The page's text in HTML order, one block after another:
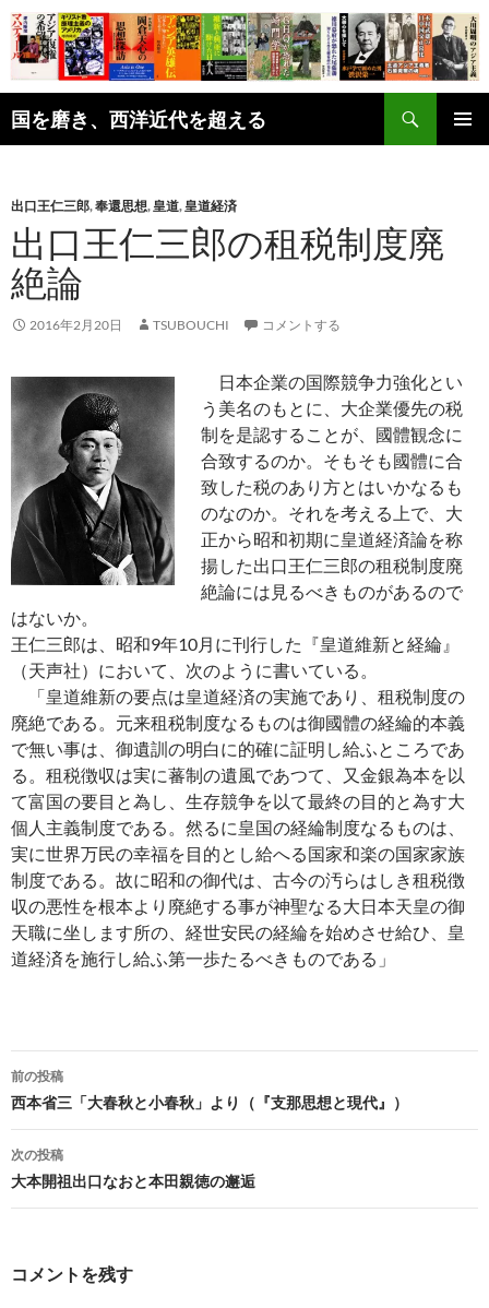
コ
ン
テ
ン
ツ
へ
プ
国を磨き、西洋近代を超える
索
出口王仁三郎,奉還思想,皇道,皇道経済
出口王仁三郎の租税制度廃
絶論
2016年2月20日 TSUBOUCHI コメントする
日本企業の国際競争力強化とい
う美名のもとに、大企業優先の税
制を是認することが、國體観念に
合致するのか。そもそも國體に合
致した税のあり方とはいかなるも
のなのか。それを考える上で、大
正から昭和初期に皇道経済論を称
揚した出口王仁三郎の租税制度廃
絶論には見るべきものがあるので
はないか。
王仁三郎は、昭和9年10月に刊行した『皇道維新と経綸』
（天声社）において、次のように書いている。
「皇道維新の要点は皇道経済の実施であり、租税制度の
廃絶である。元来租税制度なるものは御國體の経綸的本義
で無い事は、御遺訓の明白に的確に証明し給ふところであ
る。租税徴収は実に蕃制の遺風であつて、又金銀為本を以
て富国の要目と為し、生存競争を以て最終の目的と為す大
個人主義制度である。然るに皇国の経綸制度なるものは、
実に世界万民の幸福を目的とし給へる国家和楽の国家家族
制度である。故に昭和の御代は、古今の汚らはしき租税徴
収の悪性を根本より廃絶する事が神聖なる大日本天皇の御
天職に坐します所の、経世安民の経綸を始めさせ給ひ、皇
道経済を施行し給ふ第一歩たるべきものである」
投
稿
ナ
ビ
ゲ
前の投稿
西本省三「大春秋と小春秋」より（『支那思想と現代』）
次の投稿
大本開祖出口なおと本田親徳の邂逅
コメントを残す